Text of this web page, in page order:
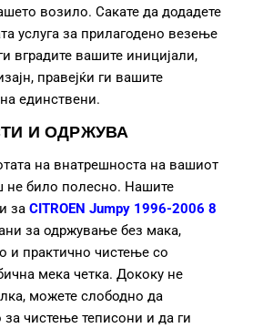
возило. Сакате да додадете
услуга за прилагодено везење
вградите вашите иницијали,
правејќи ги вашите
единствени.
И ОДРЖУВА
на внатрешноста на вашиот
не било полесно. Нашите
за CITROEN Jumpy 1996-2006 8
за одржување без мака,
и практично чистење со
мека четка. Дококу не
можете слободно да
за чистење теписони и да ги